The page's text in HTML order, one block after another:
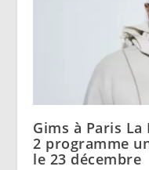
Gims à Paris
2 programme
le 23 décembre